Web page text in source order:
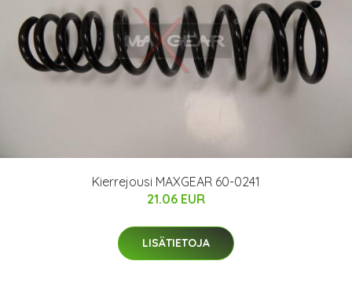
Kierrejousi MAXGEAR 60-0241
21.06 EUR
LISÄTIETOJA